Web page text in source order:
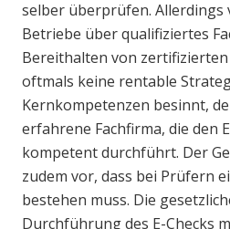
selber überprüfen.
Betriebe über qualifiziertes
Bereithalten von
oftmals keine rentable
Kernkompetenzen besinnt,
erfahrene Fachfirma, die den
kompetent durchführt. Der
zudem vor, dass bei Prüfern
bestehen muss. Die
Durchführung des E-Checks